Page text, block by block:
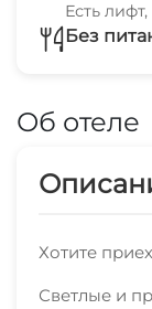
Есть
Без
Об отеле
Хотите
Светлые и